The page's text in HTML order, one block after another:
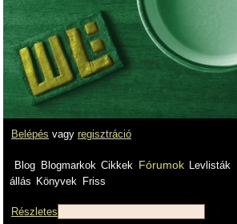
Belépés vagy regisztráció
Blog Blogmarkok Cikkek Fórumok Levlisták
állás Könyvek Friss
Részletes